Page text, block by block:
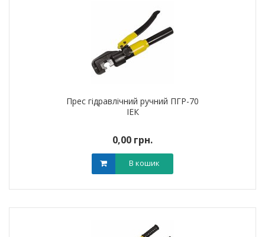
Прес гідравлічний ручний ПГР-70
ІЕК
0,00 грн.
В кошик